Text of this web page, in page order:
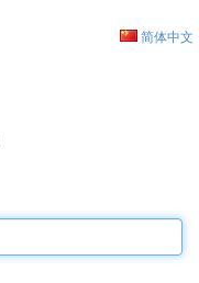
简体中文